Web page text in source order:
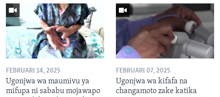
FEBRUARI 14, 2025
Ugonjwa wa maumivu ya
mifupa ni sababu mojawapo
FEBRUARI 07, 2025
Ugonjwa wa kifafa na
changamoto zake katika